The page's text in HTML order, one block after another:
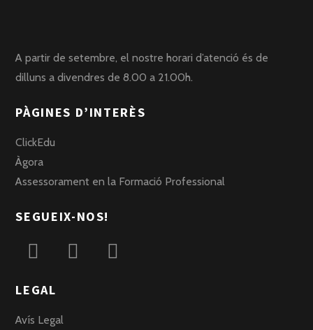
A partir de setembre, el nostre horari d’atenció és de
dilluns a divendres de 8.00 a 21.00h.
PÀGINES D’INTERÈS
ClickEdu
Àgora
Assessorament en la Formació Professional
SEGUEIX-NOS!
LEGAL
Avís Legal